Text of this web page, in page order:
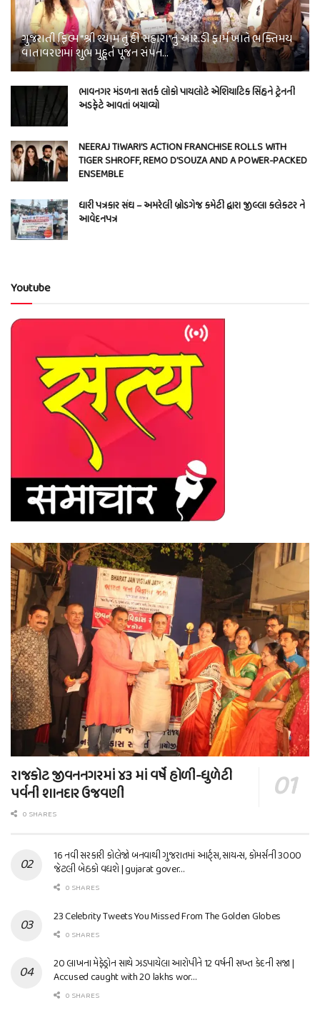
ગુજરાતી ફિલ્મ “શ્રી શ્યામ તું હી સહારા”નું આર.ડી ફાર્મ ખાતે ભક્તિમય
વાતાવરણમાં શુભ મુહૂર્ત પૂજન સંપન…
ભાવનગર મંડળના સતર્ક લોકો પાયલોટે એશિયાટિક સિંહને ટ્રેનની
અડફેટે આવતાં બચાવ્યો
NEERAJ TIWARI’S ACTION FRANCHISE ROLLS WITH
TIGER SHROFF, REMO D’SOUZA AND A POWER-PACKED
ENSEMBLE
ધારી પત્રકાર સંઘ – અમરેલી બ્રોડગેજ કમેટી દ્વારા જીલ્લા કલેકટર ને
આવેદનપત્ર
Youtube
રાજકોટ જીવનનગરમાં ૪૩ માં વર્ષે હોળી-ધુળેટી
પર્વની શાનદાર ઉજવણી
0 SHARES
16 નવી સરકારી કોલેજો બનવાથી ગુજરાતમાં આર્ટ્સ, સાયન્સ, કોમર્સની 3000
જેટલી બેઠકો વધશે | gujarat gover…
0 SHARES
23 Celebrity Tweets You Missed From The Golden Globes
0 SHARES
20 લાખના મેફેડ્રોન સાથે ઝડપાયેલા આરોપીને 12 વર્ષની સખ્ત કેદની સજા |
Accused caught with 20 lakhs wor…
0 SHARES